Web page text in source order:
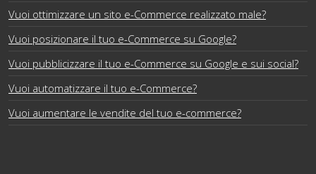
Vuoi ottimizzare un sito e-Commerce realizzato male?
Vuoi posizionare il tuo e-Commerce su Google?
Vuoi pubblicizzare il tuo e-Commerce su Google e sui social?
Vuoi automatizzare il tuo e-Commerce?
Vuoi aumentare le vendite del tuo e-commerce?